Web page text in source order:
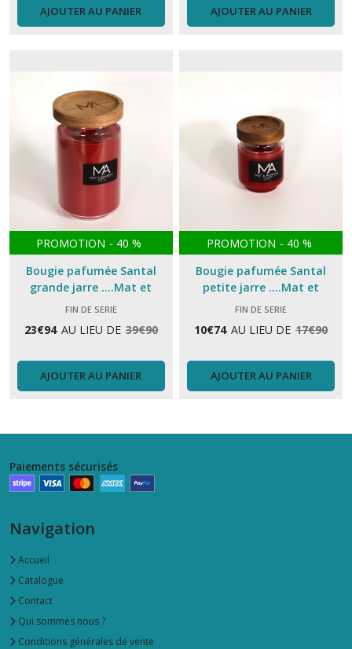
AJOUTER AU PANIER AJOUTER AU PANIER
PROMOTION - 40 %
Bougie pafumée Santal
grande jarre ....Mat et
Amandine
FIN DE SERIE
23€94 AU LIEU DE 39€90
AJOUTER AU PANIER
PROMOTION - 40 %
Bougie pafumée Santal
petite jarre ....Mat et
Amandine
FIN DE SERIE
10€74 AU LIEU DE 17€90
AJOUTER AU PANIER
Paiements sécurisés
Navigation
Accueil
Catalogue
Contact
Qui sommes nous ?
Conditions générales de vente